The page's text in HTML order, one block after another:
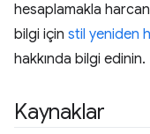
hesaplamakla
bilgi için stil yeniden
hakkında bilgi edinin.
Kaynaklar